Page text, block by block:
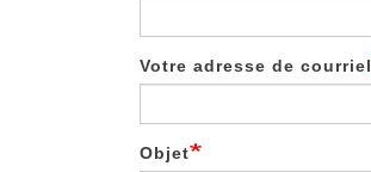
Votre adresse de courriel
Objet